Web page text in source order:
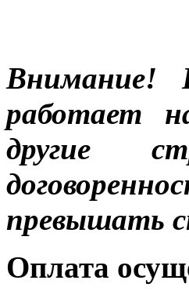
Внимание!
работает
другие
превышать
Оплата